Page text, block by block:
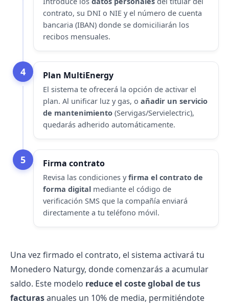
contrato, su DNI o NIE y el número de cuenta
bancaria (IBAN) donde se domiciliarán los
recibos mensuales.
4 Plan MultiEnergy
El sistema te ofrecerá la opción de activar el
plan. Al unificar luz y gas, o añadir un servicio
de mantenimiento (Servigas/Servielectric),
quedarás adherido automáticamente.
5 Firma contrato
Revisa las condiciones yfirma el contrato de
forma digital mediante el código de
verificación SMS que la compañía enviará
directamente a tu teléfono móvil.
Una vez firmado el contrato, el sistema activará tu
Monedero Naturgy, donde comenzarás a acumular
saldo. Este modelo reduce el coste global de tus
facturasanuales un 10% de media, permitiéndote